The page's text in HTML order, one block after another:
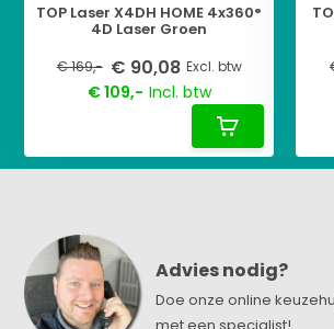
TOP Laser X4DH HOME 4x360°
4D Laser Groen
€ 169,- € 90,08 Excl. btw
€ 109,- Incl. btw
Advies nodig?
Doe onze online